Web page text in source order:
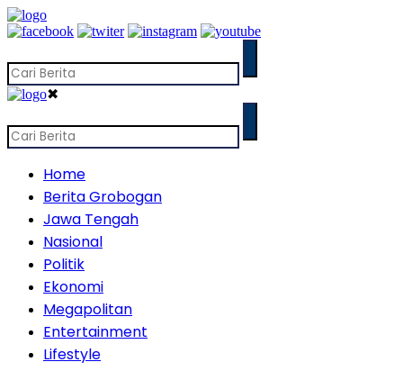
✖
Home
Berita Grobogan
Jawa Tengah
Nasional
Politik
Ekonomi
Megapolitan
Entertainment
Lifestyle